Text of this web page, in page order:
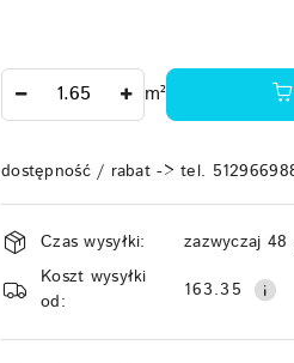
m²
dostępność / rabat -> tel.
Dostępność
i
dostawa
Czas wysyłki:
zazwyczaj 48
Koszt wysyłki
od:
163.35